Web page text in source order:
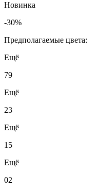
Новинка
-30%
Предполагаемые цвета:
Ещё
79
Ещё
23
Ещё
15
Ещё
02